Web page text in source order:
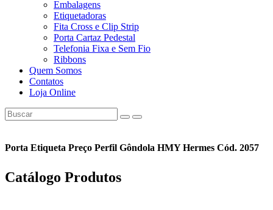
Embalagens
Etiquetadoras
Fita Cross e Clip Strip
Porta Cartaz Pedestal
Telefonia Fixa e Sem Fio
Ribbons
Quem Somos
Contatos
Loja Online
Porta Etiqueta Preço Perfil Gôndola HMY Hermes Cód. 2057
Catálogo Produtos